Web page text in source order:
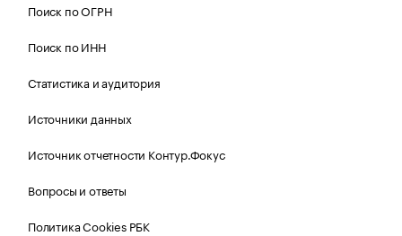
Поиск по ОГРН
Поиск по ИНН
Статистика и аудитория
Источники данных
Источник отчетности Контур.Фокус
Вопросы и ответы
Политика Cookies РБК